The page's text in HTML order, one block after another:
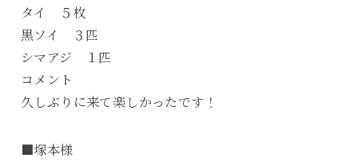
タイ ５枚
黒ソイ ３匹
シマアジ １匹
コメント
久しぶりに来て楽しかったです！
■塚本様